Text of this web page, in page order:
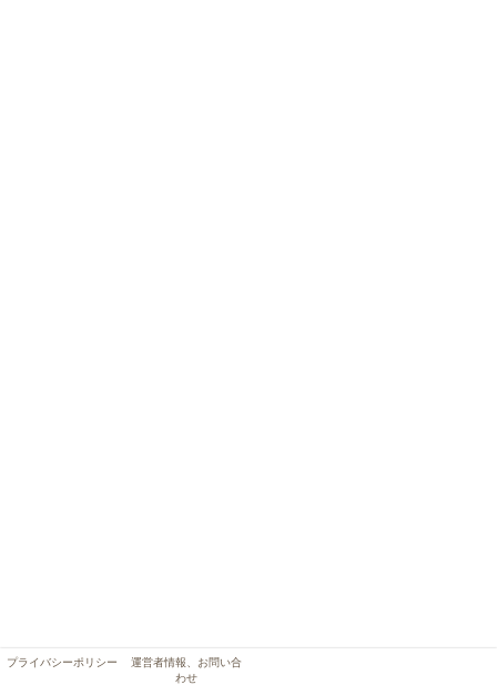
プライバシーポリシー
運営者情報、お問い合
わせ